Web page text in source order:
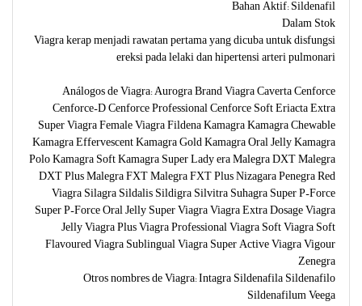
Bahan Aktif: Sildenafil
Dalam Stok
Viagra kerap menjadi rawatan pertama yang dicuba untuk disfungsi
ereksi pada lelaki dan hipertensi arteri pulmonari
Análogos de Viagra: Aurogra Brand Viagra Caverta Cenforce
Cenforce-D Cenforce Professional Cenforce Soft Eriacta Extra
Super Viagra Female Viagra Fildena Kamagra Kamagra Chewable
Kamagra Effervescent Kamagra Gold Kamagra Oral Jelly Kamagra
Polo Kamagra Soft Kamagra Super Lady era Malegra DXT Malegra
DXT Plus Malegra FXT Malegra FXT Plus Nizagara Penegra Red
Viagra Silagra Sildalis Sildigra Silvitra Suhagra Super P-Force
Super P-Force Oral Jelly Super Viagra Viagra Extra Dosage Viagra
Jelly Viagra Plus Viagra Professional Viagra Soft Viagra Soft
Flavoured Viagra Sublingual Viagra Super Active Viagra Vigour
Zenegra
Otros nombres de Viagra: Intagra Sildenafila Sildenafilo
Sildenafilum Veega